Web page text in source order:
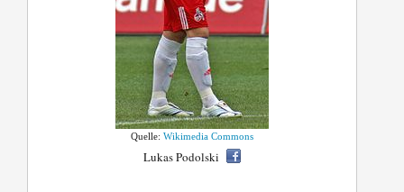
Quelle:Wikimedia Commons
Lukas Podolski